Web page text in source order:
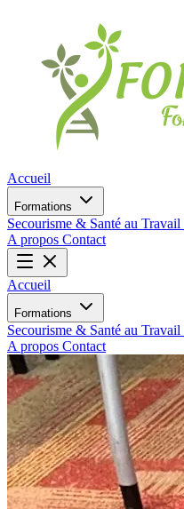
Accueil
Formations
Secourisme & Santé au Travail
A propos Contact
Accueil
Formations
Secourisme & Santé au Travail
A propos Contact